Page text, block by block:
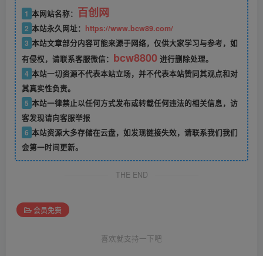
1 本网站名称： 百创网
2 本站永久网址： https://www.bcw89.com/
3 本站文章部分内容可能来源于网络，仅供大家学习与参考，如
有侵权，请联系客服微信： bcw8800 进行删除处理。
4 本站一切资源不代表本站立场，并不代表本站赞同其观点和对
其真实性负责。
5 本站一律禁止以任何方式发布或转载任何违法的相关信息，访
客发现请向客服举报
6 本站资源大多存储在云盘，如发现链接失效，请联系我们我们
会第一时间更新。
THE END
会员免费
喜欢就支持一下吧